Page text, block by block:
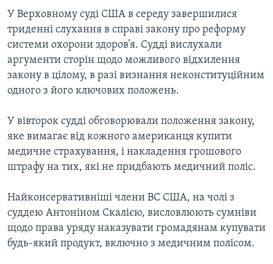
ПРАЙМ-ТАЙМ
ПОГЛЯД З ВАШИНГТОНА
Мови
У Верховному суді США в середу завершилися
триденні слухання в справі закону про реформу
системи охорони здоров’я. Судді вислухали
аргументи сторін щодо можливого відхилення
закону в цілому, в разі визнання неконституційним
одного з його ключових положень.
У вівторок судді обговорювали положення закону,
яке вимагає від кожного американця купити
медичне страхування, і накладення грошового
штрафу на тих, які не придбають медичний поліс.
Найконсервативніші члени ВС США, на чолі з
суддею Антоніном Скалією, висловлюють сумніви
щодо права уряду наказувати громадянам купувати
будь-який продукт, включно з медичним полісом.